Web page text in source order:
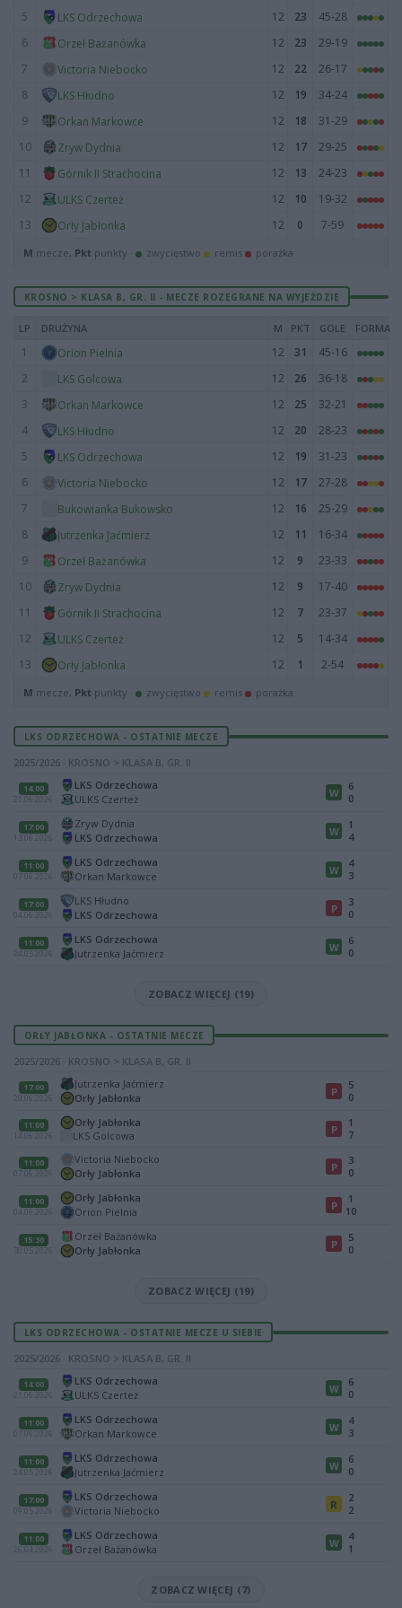
5 LKS Odrzechowa 12 23
45-28
6
Orzeł Bażanówka 12 23
29-19
7
Victoria Niebocko 12 22
26-17
8
LKS Hłudno 12 19
34-24
9
Orkan Markowce 12 18
31-29
10
Zryw Dydnia 12 17
29-25
11
Górnik II Strachocina 12 13
24-23
12
ULKS Czerteż 12 10
19-32
13
Orły Jabłonka 12 0 7-59
M mecze, Pkt punkty · zwycięstwo remis porażka
KROSNO > KLASA B, GR. II - MECZE ROZEGRANE NA WYJEŹDZIE
LP DRUŻYNA M PKT GOLE FORMA
1 Orion Pielnia 12 31
45-16
2
LKS Golcowa 12 26
36-18
3
Orkan Markowce 12 25
32-21
4
LKS Hłudno 12 20
28-23
5
LKS Odrzechowa 12 19
31-23
6
Victoria Niebocko 12 17
27-28
7
Bukowianka Bukowsko 12 16
25-29
8
Jutrzenka Jaćmierz 12 11
16-34
9
Orzeł Bażanówka 12 9
23-33
10
Zryw Dydnia 12 9
17-40
11
Górnik II Strachocina 12 7
23-37
12
ULKS Czerteż 12 5
14-34
13
Orły Jabłonka 12 1 2-54
M mecze, Pkt punkty · zwycięstwo remis porażka
LKS ODRZECHOWA - OSTATNIE MECZE
2025/2026 · KROSNO > KLASA B, GR. II
14:00
21.06.2026
LKS Odrzechowa
ULKS Czerteż
W
6
0
17:00
13.06.2026
Zryw Dydnia
LKS Odrzechowa
W
1
4
11:00
07.06.2026
LKS Odrzechowa
Orkan Markowce
W
4
3
17:00
04.06.2026
LKS Hłudno
LKS Odrzechowa
P
3
0
11:00
24.05.2026
LKS Odrzechowa
Jutrzenka Jaćmierz
W
6
0
ZOBACZ WIĘCEJ (19)
ORŁY JABŁONKA - OSTATNIE MECZE
2025/2026 · KROSNO > KLASA B, GR. II
17:00
20.06.2026
Jutrzenka Jaćmierz
Orły Jabłonka
P
5
0
11:00
14.06.2026
Orły Jabłonka
LKS Golcowa
P
1
7
11:00
07.06.2026
Victoria Niebocko
Orły Jabłonka
P
3
0
11:00
04.06.2026
Orły Jabłonka
Orion Pielnia
P
1
10
15:30
30.05.2026
Orzeł Bażanówka
Orły Jabłonka
P
5
0
ZOBACZ WIĘCEJ (19)
LKS ODRZECHOWA - OSTATNIE MECZE U SIEBIE
2025/2026 · KROSNO > KLASA B, GR. II
14:00
21.06.2026
LKS Odrzechowa
ULKS Czerteż
W
6
0
11:00
07.06.2026
LKS Odrzechowa
Orkan Markowce
W
4
3
11:00
24.05.2026
LKS Odrzechowa
Jutrzenka Jaćmierz
W
6
0
17:00
09.05.2026
LKS Odrzechowa
Victoria Niebocko
R
2
2
11:00
26.04.2026
LKS Odrzechowa
Orzeł Bażanówka
W
4
1
ZOBACZ WIĘCEJ (7)